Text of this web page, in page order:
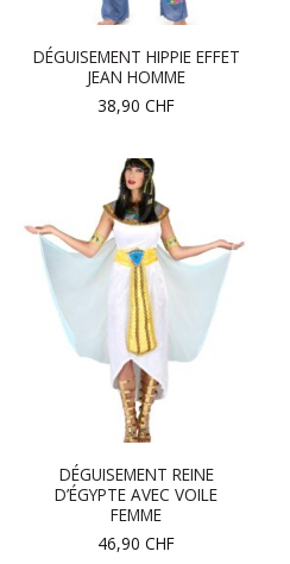
DÉGUISEMENT HIPPIE EFFET
JEAN HOMME
38,90 CHF
DÉGUISEMENT REINE
D’ÉGYPTE AVEC VOILE
FEMME
46,90 CHF